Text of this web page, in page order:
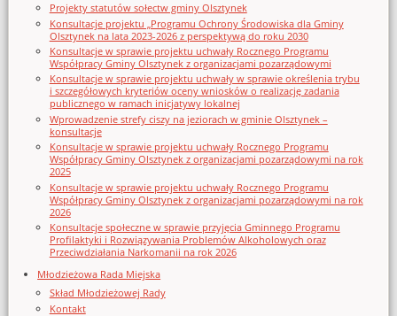
Projekty statutów sołectw gminy Olsztynek
Konsultacje projektu „Programu Ochrony Środowiska dla Gminy
Olsztynek na lata 2023-2026 z perspektywą do roku 2030
Konsultacje w sprawie projektu uchwały Rocznego Programu
Współpracy Gminy Olsztynek z organizacjami pozarządowymi
Konsultacje w sprawie projektu uchwały w sprawie określenia trybu
i szczegółowych kryteriów oceny wniosków o realizację zadania
publicznego w ramach inicjatywy lokalnej
Wprowadzenie strefy ciszy na jeziorach w gminie Olsztynek –
konsultacje
Konsultacje w sprawie projektu uchwały Rocznego Programu
Współpracy Gminy Olsztynek z organizacjami pozarządowymi na rok
2025
Konsultacje w sprawie projektu uchwały Rocznego Programu
Współpracy Gminy Olsztynek z organizacjami pozarządowymi na rok
2026
Konsultacje społeczne w sprawie przyjęcia Gminnego Programu
Profilaktyki i Rozwiązywania Problemów Alkoholowych oraz
Przeciwdziałania Narkomanii na rok 2026
Młodzieżowa Rada Miejska
Skład Młodzieżowej Rady
Kontakt